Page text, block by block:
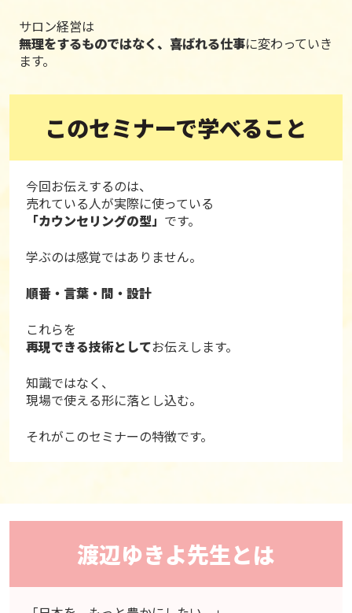
サロン経営は
無理をするものではなく、喜ばれる仕事に変わっていき
ます。
このセミナーで学べること
今回お伝えするのは、
売れている人が実際に使っている
「カウンセリングの型」 です。
学ぶのは感覚ではありません。
順番・言葉・間・設計
これらを
再現できる技術としてお伝えします。
知識ではなく、
現場で使える形に落とし込む。
それがこのセミナーの特徴です。
渡辺ゆきよ先生とは